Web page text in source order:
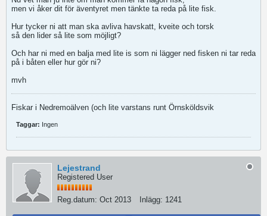
men vi åker dit för äventyret men tänkte ta reda på lite fisk.
Hur tycker ni att man ska avliva havskatt, kveite och torsk
så den lider så lite som möjligt?
Och har ni med en balja med lite is som ni lägger ned fisken ni tar reda
på i båten eller hur gör ni?
mvh
Fiskar i Nedremoälven (och lite varstans runt Örnsköldsvik
Taggar: Ingen
Lejestrand
Registered User
Reg.datum: Oct 2013 Inlägg: 1241